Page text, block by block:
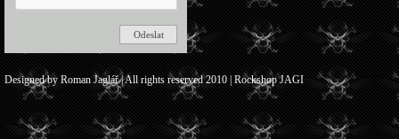
Designed by Roman Jaglář | All rights reserved 2010 | Rockshop JAGI